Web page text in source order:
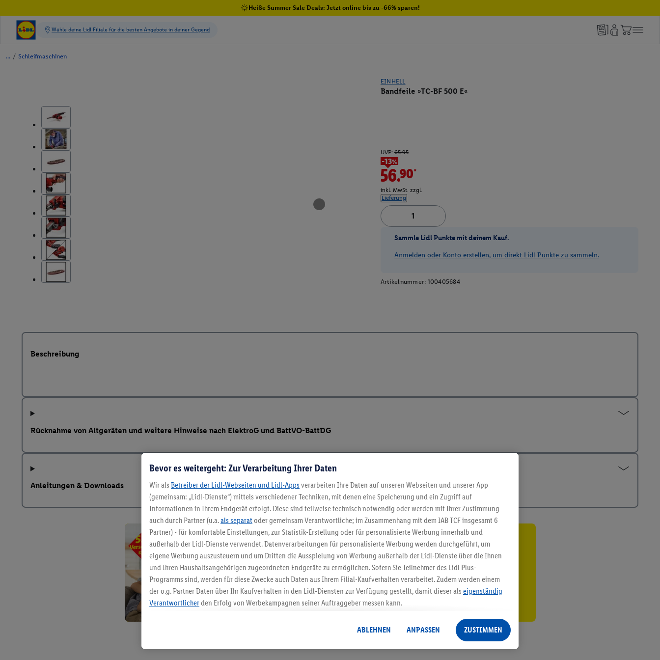
Heiße Summer Sale Deals: Jetzt online bis zu -66% sparen!
/ Schleifmaschinen
EINHELL
Bandfeile »TC-BF 500 E«
UVP: 65.95
-13%
56.90*
inkl. MwSt. zzgl.
Lieferung
Sammle Lidl Punkte mit deinem Kauf.
Anmelden oder Konto erstellen, um direkt Lidl Punkte zu sammeln.
Artikelnummer: 100405684
Beschreibung
Rücknahme von Altgeräten und weitere Hinweise nach ElektroG und BattVO-BattDG
Anleitungen & Downloads
5.95 € Versand sparen³²ᵃ
Jetzt zum Newsletter anmelden
Gutschein sichern!
Bevor es weitergeht: Zur Verarbeitung Ihrer Daten
Wir als Betreiber der Lidl-Webseiten und Lidl-Apps verarbeiten Ihre Daten auf unseren Webseiten und unserer App
(gemeinsam: „Lidl-Dienste“) mittels verschiedener Techniken, mit denen eine Speicherung und ein Zugriff auf
Informationen in Ihrem Endgerät erfolgt. Diese sind teilweise technisch notwendig oder werden mit Ihrer Zustimmung -
auch durch Partner (u.a.als separat oder gemeinsam Verantwortliche; im Zusammenhang mit dem IAB TCF insgesamt 6
Partner) - für komfortable Einstellungen, zur Statistik-Erstellung oder für personalisierte Werbung innerhalb und
außerhalb der Lidl-Dienste verwendet. Datenverarbeitungen für personalisierte Werbung werden durchgeführt, um
eigene Werbung auszusteuern und um Dritten die Ausspielung von Werbung außerhalb der Lidl-Dienste über die Ihnen
und Ihren Haushaltsangehörigen zugeordneten Endgeräte zu ermöglichen. Sofern Sie Teilnehmer des Lidl Plus-
Programms sind, werden für diese Zwecke auch Daten aus Ihrem Filial-Kaufverhalten verarbeitet. Zudem werden einem
der o.g. Partner Daten über Ihr Kaufverhalten in den Lidl-Diensten zur Verfügung gestellt, damit dieser als eigenständig
Verantwortlicherden Erfolg von Werbekampagnen seiner Auftraggeber messen kann.
angereicherten Profilen. Dies umfasst die Zusammenführung von Daten (z.B. über Ihre Nutzung der Lidl-Dienste, Ihr
Kaufverhalten in den Lidl-Diensten, Informationen aus Ihrem Kundenkonto - z.B. Alter oder Geschlecht - sowie Ihre
genauen Standortdaten) auch über verschiedene Endgeräte und Lidl-Dienste hinweg einschließlich dem Speichern von
ABLEHNEN ANPASSEN ZUSTIMMEN